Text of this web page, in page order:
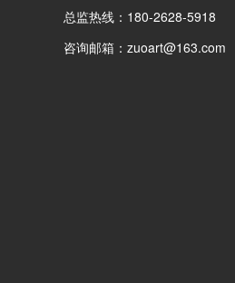
总监热线：180-2628-5918
咨询邮箱：zuoart@163.com